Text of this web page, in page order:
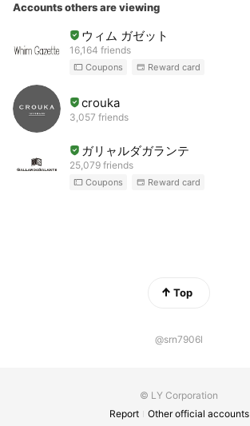
Accounts others are viewing
ウィム ガゼット
16,164 friends
Coupons Reward card
crouka
3,057 friends
ガリャルダガランテ
25,079 friends
Coupons Reward card
Top
@srn7906l
© LY Corporation
Report
Other official accounts